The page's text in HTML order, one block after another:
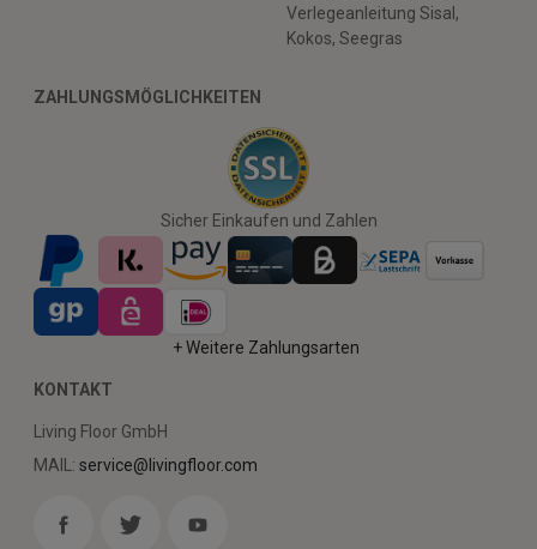
Verlegeanleitung Sisal,
Kokos, Seegras
ZAHLUNGSMÖGLICHKEITEN
Sicher Einkaufen und Zahlen
+ Weitere Zahlungsarten
KONTAKT
Living Floor GmbH
MAIL: service@livingfloor.com